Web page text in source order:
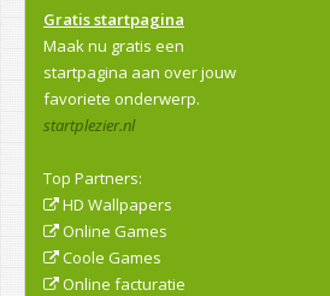
Gratis startpagina
Maak nu gratis een
startpagina aan over jouw
favoriete onderwerp.
startplezier.nl
Top Partners:
HD Wallpapers
Online Games
Coole Games
Online facturatie